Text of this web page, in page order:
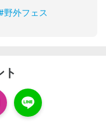
野外フェス
ト